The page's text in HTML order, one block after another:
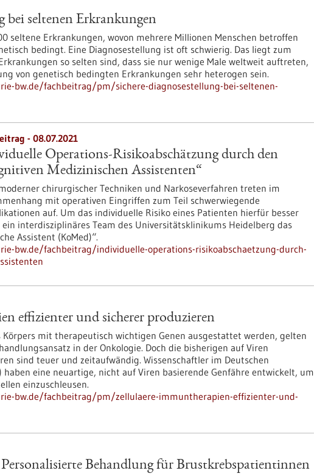
bei seltenen Erkrankungen
seltene Erkrankungen, wovon mehrere Millionen Menschen betroffen
bedingt. Eine Diagnosestellung ist oft schwierig. Das liegt zum
so selten sind, dass sie nur wenige Male weltweit auftreten,
von genetisch bedingten Erkrankungen sehr heterogen sein.
bw.de/fachbeitrag/pm/sichere-diagnosestellung-bei-seltenen-
- 08.07.2021
Operations-Risikoabschätzung durch den
Medizinischen Assistenten“
chirurgischer Techniken und Narkoseverfahren treten im
mit operativen Eingriffen zum Teil schwerwiegende
auf. Um das individuelle Risiko eines Patienten hierfür besser
interdisziplinäres Team des Universitätsklinikums Heidelberg das
Assistent (KoMed)“.
bw.de/fachbeitrag/individuelle-operations-risikoabschaetzung-durch-
effizienter und sicherer produzieren
mit therapeutisch wichtigen Genen ausgestattet werden, gelten
in der Onkologie. Doch die bisherigen auf Viren
sind teuer und zeitaufwändig. Wissenschaftler im Deutschen
haben eine neuartige, nicht auf Viren basierende Genfähre entwickelt, um
einzuschleusen.
bw.de/fachbeitrag/pm/zellulaere-immuntherapien-effizienter-und-
Behandlung für Brustkrebspatientinnen